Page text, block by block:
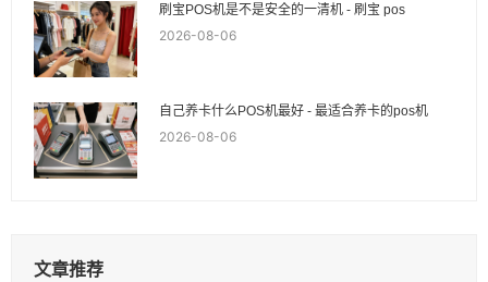
刷宝POS机是不是安全的一清机 - 刷宝 pos
2026-08-06
自己养卡什么POS机最好 - 最适合养卡的pos机
2026-08-06
文章推荐